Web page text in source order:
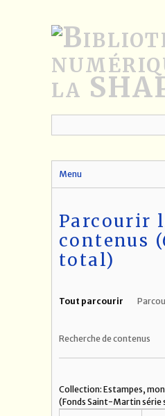
Menu
Parcourir
contenus
total)
Tout parcourir
Recherche de contenus
Collection: Estampes,
(Fonds Saint-Martin série